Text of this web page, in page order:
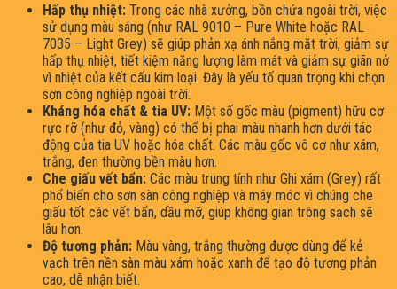
Hấp thụ nhiệt: Trong các nhà xưởng, bồn chứa ngoài trời, việc
sử dụng màu sáng (như RAL 9010 – Pure White hoặc RAL
7035 – Light Grey) sẽ giúp phản xạ ánh nắng mặt trời, giảm sự
hấp thụ nhiệt, tiết kiệm năng lượng làm mát và giảm sự giãn nở
vì nhiệt của kết cấu kim loại. Đây là yếu tố quan trọng khi chọn
sơn công nghiệp ngoài trời.
Kháng hóa chất & tia UV: Một số gốc màu (pigment) hữu cơ
rực rỡ (như đỏ, vàng) có thể bị phai màu nhanh hơn dưới tác
động của tia UV hoặc hóa chất. Các màu gốc vô cơ như xám,
trắng, đen thường bền màu hơn.
Che giấu vết bẩn: Các màu trung tính như Ghi xám (Grey) rất
phổ biến cho sơn sàn công nghiệp và máy móc vì chúng che
giấu tốt các vết bẩn, dầu mỡ, giúp không gian trông sạch sẽ
lâu hơn.
Độ tương phản: Màu vàng, trắng thường được dùng để kẻ
vạch trên nền sàn màu xám hoặc xanh để tạo độ tương phản
cao, dễ nhận biết.